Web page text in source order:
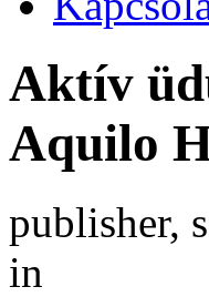
Aktív
Aquilo
publisher,
in